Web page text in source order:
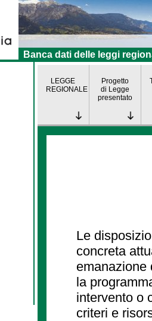
Banca dati delle leggi
LEGGE
REGIONALE
Progetto
di Legge
presentato
Le
concreta
emanazione
la
intervento o
criteri e